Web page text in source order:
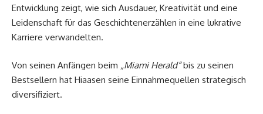
Entwicklung zeigt, wie sich Ausdauer, Kreativität und eine
Leidenschaft für das Geschichtenerzählen in eine lukrative
Karriere verwandelten.
Von seinen Anfängen beim „Miami Herald“bis zu seinen
Bestsellern hat Hiaasen seine Einnahmequellen strategisch
diversifiziert.